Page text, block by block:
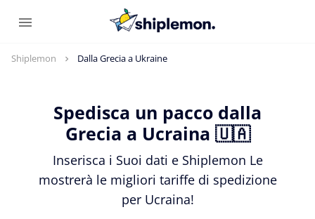
Shiplemon Dalla Grecia a Ukraine
Spedisca un pacco dalla
Grecia a Ucraina 🇺🇦
Inserisca i Suoi dati e Shiplemon Le
mostrerà le migliori tariffe di spedizione
per Ucraina!